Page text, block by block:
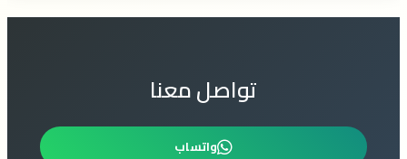
تواصل معنا
واتساب